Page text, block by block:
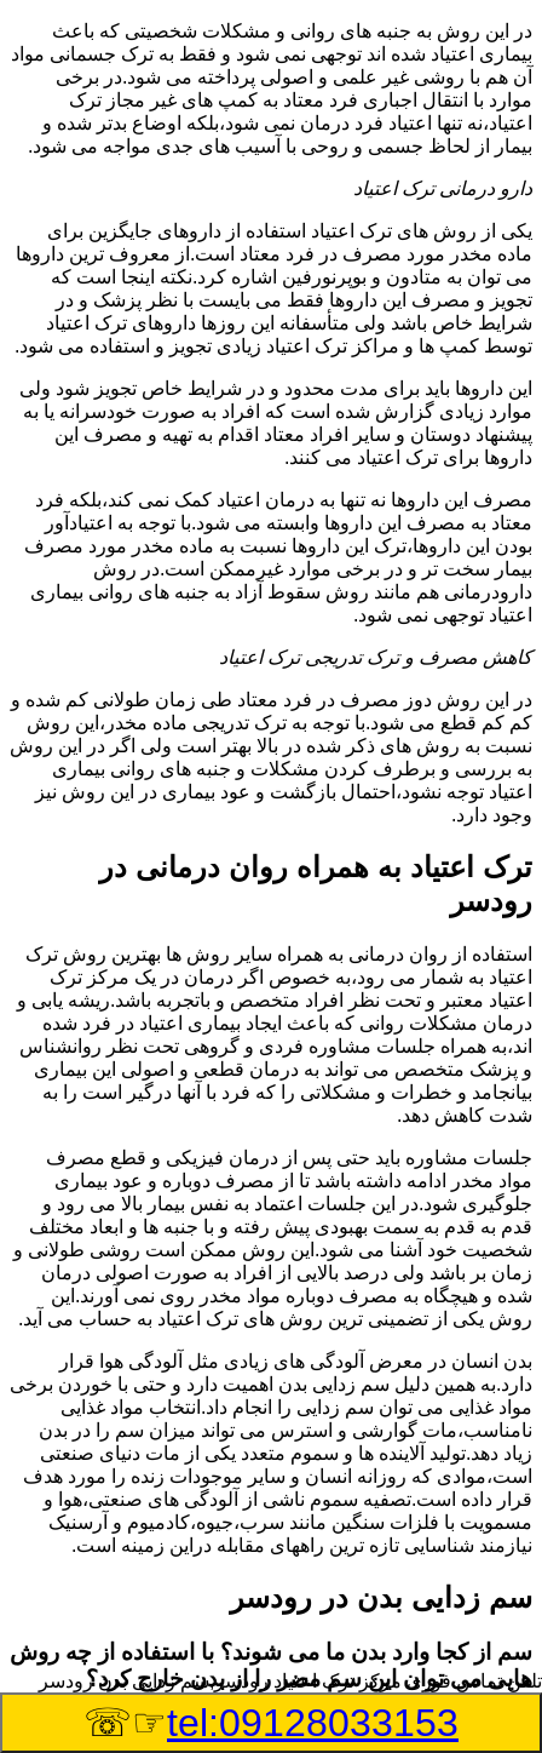
در این روش به جنبه های روانی و مشکلات شخصیتی که باعث
بیماری اعتیاد شده اند توجهی نمی شود و فقط به ترک جسمانی مواد
آن هم با روشی غیر علمی و اصولی پرداخته می شود.در برخی
موارد با انتقال اجباری فرد معتاد به کمپ های غیر مجاز ترک
اعتیاد،نه تنها اعتیاد فرد درمان نمی شود،بلکه اوضاع بدتر شده و
بیمار از لحاظ جسمی و روحی با آسیب های جدی مواجه می شود.
دارو درمانی ترک اعتیاد
یکی از روش های ترک اعتیاد استفاده از داروهای جایگزین برای
ماده مخدر مورد مصرف در فرد معتاد است.از معروف ترین داروها
می توان به متادون و بوپرنورفین اشاره کرد.نکته اینجا است که
تجویز و مصرف این داروها فقط می بایست با نظر پزشک و در
شرایط خاص باشد ولی متأسفانه این روزها داروهای ترک اعتیاد
توسط کمپ ها و مراکز ترک اعتیاد زیادی تجویز و استفاده می شود.
این داروها باید برای مدت محدود و در شرایط خاص تجویز شود ولی
موارد زیادی گزارش شده است که افراد به صورت خودسرانه یا به
پیشنهاد دوستان و سایر افراد معتاد اقدام به تهیه و مصرف این
داروها برای ترک اعتیاد می کنند.
مصرف این داروها نه تنها به درمان اعتیاد کمک نمی کند،بلکه فرد
معتاد به مصرف این داروها وابسته می شود.با توجه به اعتیادآور
بودن این داروها،ترک این داروها نسبت به ماده مخدر مورد مصرف
بیمار سخت تر و در برخی موارد غیرممکن است.در روش
دارودرمانی هم مانند روش سقوط آزاد به جنبه های روانی بیماری
اعتیاد توجهی نمی شود.
کاهش مصرف و ترک تدریجی ترک اعتیاد
در این روش دوز مصرف در فرد معتاد طی زمان طولانی کم شده و
کم کم قطع می شود.با توجه به ترک تدریجی ماده مخدر،این روش
نسبت به روش های ذکر شده در بالا بهتر است ولی اگر در این روش
به بررسی و برطرف کردن مشکلات و جنبه های روانی بیماری
اعتیاد توجه نشود،احتمال بازگشت و عود بیماری در این روش نیز
وجود دارد.
ترک اعتیاد به همراه روان درمانی در
رودسر
استفاده از روان درمانی به همراه سایر روش ها بهترین روش ترک
اعتیاد به شمار می رود،به خصوص اگر درمان در یک مرکز ترک
اعتیاد معتبر و تحت نظر افراد متخصص و باتجربه باشد.ریشه یابی و
درمان مشکلات روانی که باعث ایجاد بیماری اعتیاد در فرد شده
اند،به همراه جلسات مشاوره فردی و گروهی تحت نظر روانشناس
و پزشک متخصص می تواند به درمان قطعی و اصولی این بیماری
بیانجامد و خطرات و مشکلاتی را که فرد با آنها درگیر است را به
شدت کاهش دهد.
جلسات مشاوره باید حتی پس از درمان فیزیکی و قطع مصرف
مواد مخدر ادامه داشته باشد تا از مصرف دوباره و عود بیماری
جلوگیری شود.در این جلسات اعتماد به نفس بیمار بالا می رود و
قدم به قدم به سمت بهبودی پیش رفته و با جنبه ها و ابعاد مختلف
شخصیت خود آشنا می شود.این روش ممکن است روشی طولانی و
زمان بر باشد ولی درصد بالایی از افراد به صورت اصولی درمان
شده و هیچگاه به مصرف دوباره مواد مخدر روی نمی آورند.این
روش یکی از تضمینی ترین روش های ترک اعتیاد به حساب می آید.
بدن انسان در معرض آلودگی های زیادی مثل آلودگی هوا قرار
دارد.به همین دلیل سم زدایی بدن اهمیت دارد و حتی با خوردن برخی
مواد غذایی می توان سم زدایی را انجام داد.انتخاب مواد غذایی
نامناسب،مات گوارشی و استرس می تواند میزان سم را در بدن
زیاد دهد.تولید آلاینده ها و سموم متعدد یکی از مات دنیای صنعتی
است،موادی که روزانه انسان و سایر موجودات زنده را مورد هدف
قرار داده است.تصفیه سموم ناشی از آلودگی های صنعتی،هوا و
مسمویت با فلزات سنگین مانند سرب،جیوه،کادمیوم و آرسنیک
نیازمند شناسایی تازه ترین راههای مقابله دراین زمینه است.
سم زدایی بدن در رودسر
سم از کجا وارد بدن ما می شوند؟ با استفاده از چه روش
هایی می توان این سم مضر را از بدن خارج کرد؟
بطور کلی سم موجود در بدن به دو گروه عمده تقسیم می
تلفن تماس فوریمرکز ترک اعتیاد رودسر,سم زدایی بدن رودسر
tel:09128033153
☞☏